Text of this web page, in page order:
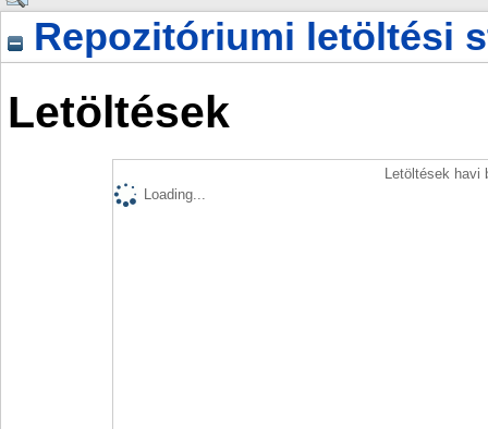
Repozitóriumi letöltési
Letöltések
Letöltések
Loading...